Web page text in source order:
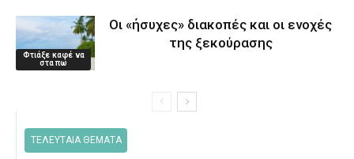
Φτιάξε καφέ να
στα πω
Οι «ήσυχες» διακοπές και οι ενοχές
της ξεκούρασης
ΤΕΛΕΥΤΑΙΑ ΘΕΜΑΤΑ